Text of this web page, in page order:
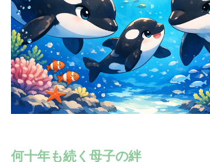
何十年も続く母子の絆